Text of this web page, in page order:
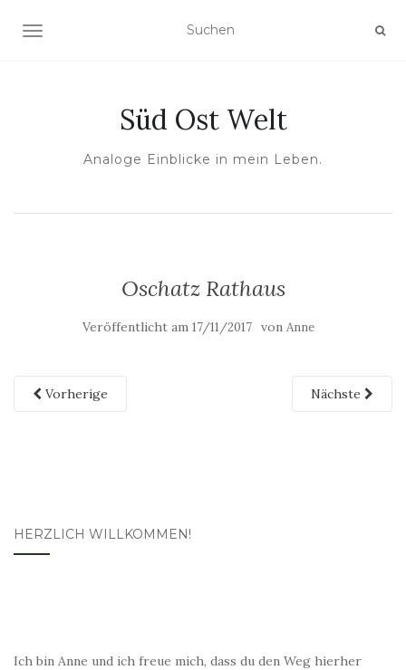
NAVIGATION UMSCHALTEN
Süd Ost Welt
Analoge Einblicke in mein Leben.
Oschatz Rathaus
Veröffentlicht am 17/11/2017 von Anne
Vorherige Nächste
HERZLICH WILLKOMMEN!
Ich bin Anne und ich freue mich, dass du den Weg hierher